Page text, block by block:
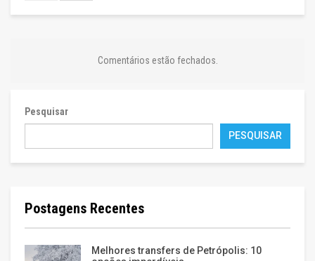
Comentários estão fechados.
Pesquisar
PESQUISAR
Postagens Recentes
Melhores transfers de Petrópolis: 10